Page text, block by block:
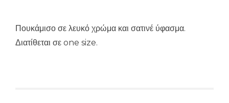
Πουκάμισο σε λευκό χρώμα και σατινέ ύφασμα.
Διατίθεται σε one size.